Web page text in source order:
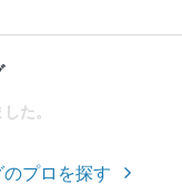
た。
プロを探す